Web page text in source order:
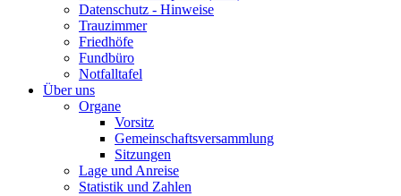
Datenschutz - Hinweise
Trauzimmer
Friedhöfe
Fundbüro
Notfalltafel
Über uns
Organe
Vorsitz
Gemeinschaftsversammlung
Sitzungen
Lage und Anreise
Statistik und Zahlen